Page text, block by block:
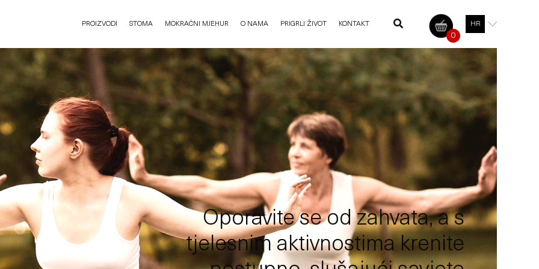
PROIZVODI STOMA MOKRAĆNI MJEHUR O NAMA PRIGRLI ŽIVOT KONTAKT
0
HR
Oporavite se od zahvata, a s
tjelesnim aktivnostima krenite